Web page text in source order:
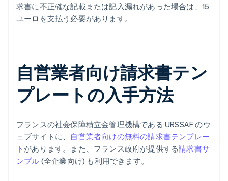
求書に不正確な記載または記入漏れがあった場合は、15
ユーロを支払う必要があります。
自営業者向け請求書テン
プレートの入手方法
フランスの社会保障積立金管理機構である URSSAF のウ
ェブサイトに、 自営業者向けの無料の請求書テンプレー
ト があります。また、フランス政府が提供する請求書サ
ンプル (全企業向け) も利用できます。